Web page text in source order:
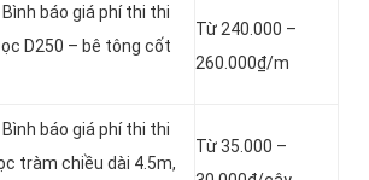
báo giá phí thi thi
D250 – bê tông cốt
Từ 240.000 –
260.000₫/m
báo giá phí thi thi
tràm chiều dài 4.5m,
Từ 35.000 –